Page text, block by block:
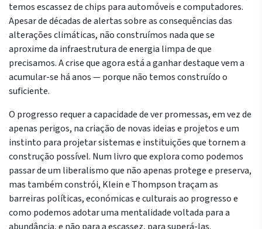
temos escassez de chips para automóveis e computadores.
Apesar de décadas de alertas sobre as consequências das
alterações climáticas, não construímos nada que se
aproxime da infraestrutura de energia limpa de que
precisamos. A crise que agora está a ganhar destaque vem a
acumular-se há anos — porque não temos construído o
suficiente.
O progresso requer a capacidade de ver promessas, em vez de
apenas perigos, na criação de novas ideias e projetos e um
instinto para projetar sistemas e instituições que tornem a
construção possível. Num livro que explora como podemos
passar de um liberalismo que não apenas protege e preserva,
mas também constrói, Klein e Thompson traçam as
barreiras políticas, económicas e culturais ao progresso e
como podemos adotar uma mentalidade voltada para a